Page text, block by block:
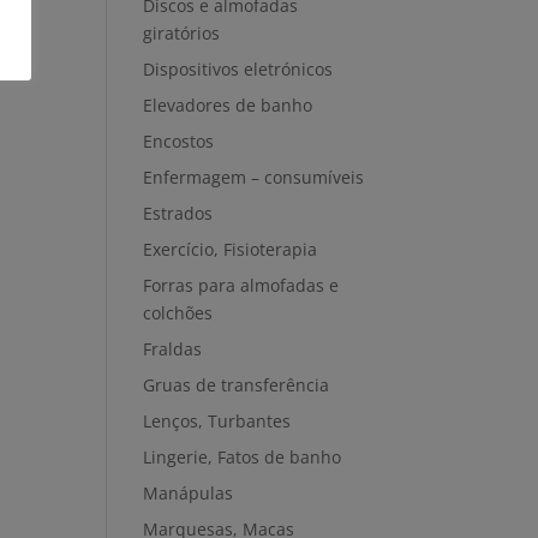
Discos e almofadas
giratórios
Dispositivos eletrónicos
Elevadores de banho
Encostos
Enfermagem – consumíveis
Estrados
Exercício, Fisioterapia
Forras para almofadas e
colchões
Fraldas
Gruas de transferência
Lenços, Turbantes
Lingerie, Fatos de banho
Manápulas
Marquesas, Macas